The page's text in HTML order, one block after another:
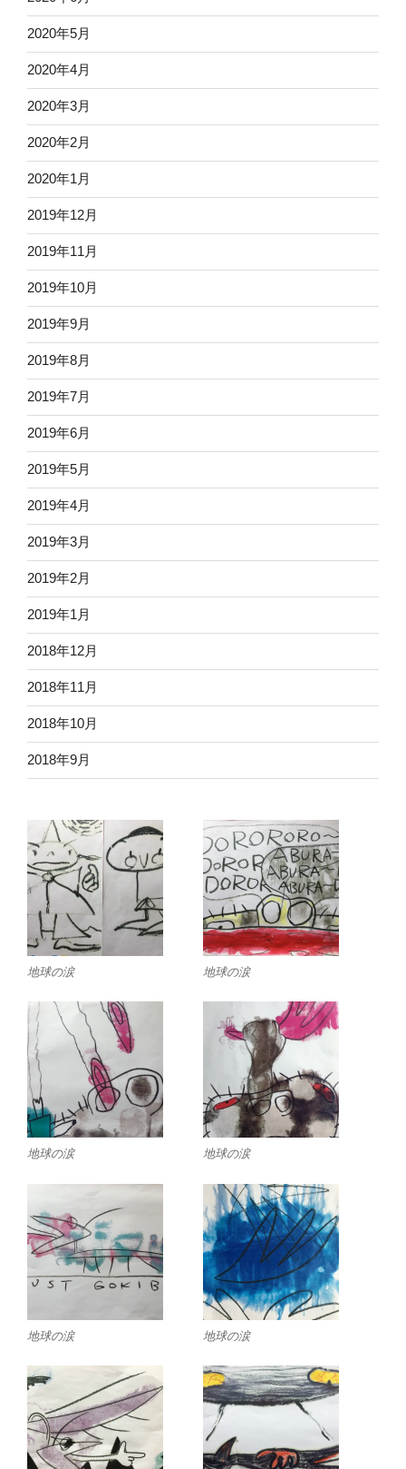
2020年5月
2020年4月
2020年3月
2020年2月
2020年1月
2019年12月
2019年11月
2019年10月
2019年9月
2019年8月
2019年7月
2019年6月
2019年5月
2019年4月
2019年3月
2019年2月
2019年1月
2018年12月
2018年11月
2018年10月
2018年9月
地球の涙 地球の涙
地球の涙 地球の涙
地球の涙 地球の涙